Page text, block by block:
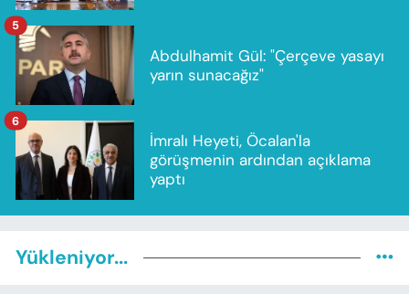
Abdulhamit Gül: "Çerçeve yasayı
yarın sunacağız"
5
İmralı Heyeti, Öcalan'la
görüşmenin ardından açıklama
yaptı
6
Yükleniyor...